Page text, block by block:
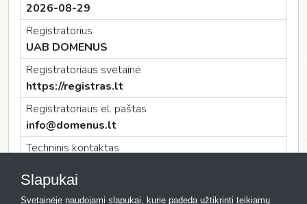
2026-08-29
Registratorius
UAB DOMENUS
Registratoriaus svetainė
https://registras.lt
Registratoriaus el. paštas
info@domenus.lt
Techninis kontaktas
Techninio kontakto el. paštas
Slapukai
Svetainėje naudojami slapukai, kurie padeda užtikrinti teikiamų